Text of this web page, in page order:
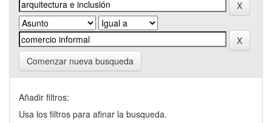
Comenzar nueva busqueda
Añadir filtros:
Usa los filtros para afinar la busqueda.